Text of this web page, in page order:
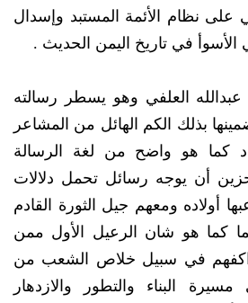
على نظام الأئمة المستبد وإسدال
في تاريخ اليمن الحديث .
عبدالله العلفي وهو يسطر رسالته
بذلك الكم الهائل من المشاعر
كما هو واضح من لغة الرسالة
أن يوجه رسائل تحمل دلالات
أولاده ومعهم جيل الثورة القادم
كما هو شان الرعيل الأول ممن
اكفهم في سبيل خلاص الشعب من
مسيرة البناء والتطور والازدهار